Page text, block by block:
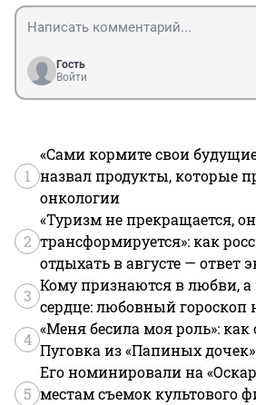
Гость
Войти
1
«Сами кормите свои
назвал продукты, которые
онкологии
2
«Туризм не прекращается, он
трансформируется»: как
отдыхать в августе — ответ
3
Кому признаются в любви, а
сердце: любовный гороскоп
4
«Меня бесила моя роль»:
Пуговка из «Папиных дочек»
5
Его номинировали на
местам съемок культового